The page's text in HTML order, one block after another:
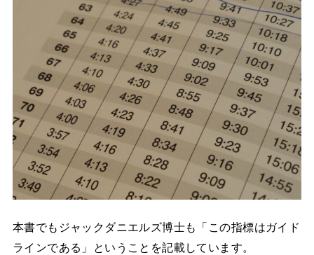
本書でもジャックダニエルズ博士も「この指標はガイド
ラインである」ということを記載しています。